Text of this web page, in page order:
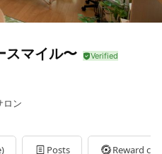
スマイル〜
ロン
Posts Reward